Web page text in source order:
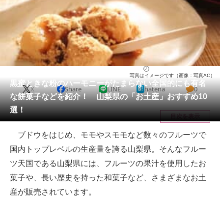
エンタメ クイズ
住まい 教育・育児
動物 リサーチ
会員記事
メディア
注目記事を集めた総合ページ
ITの今と未来を見通す
スマホと通信の最新トレンド
進化するPCとデバイスの未来
黒蜜ときな粉のハーモニーがたまらない全国的にも有名
な餅菓子などを紹介！ 山梨県の「お土産」おすすめ10
選！
写真はイメージです（画像：写真AC）
X Share LINE hatena 0
目次を表示
ブドウをはじめ、モモやスモモなど数々のフルーツで
国内トップレベルの生産量を誇る山梨県。そんなフルー
ツ天国である山梨県には、フルーツの果汁を使用したお
菓子や、長い歴史を持った和菓子など、さまざまなお土
産が販売されています。